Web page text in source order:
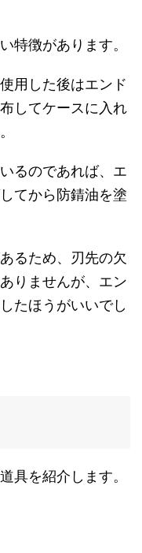
特徴があります。
用した後はエンド
してケースに入れ
るのであれば、エ
てから防錆油を塗
るため、刃先の欠
りませんが、エン
たほうがいいでし
具を紹介します。